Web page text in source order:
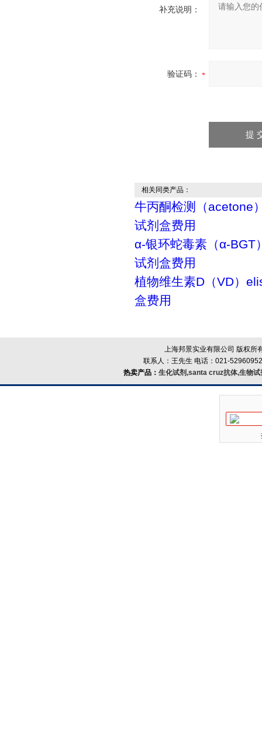
补充说明：
验证码：
相关同类产品：
牛丙酮检测（acetone
试剂盒费用
α-银环蛇毒素（α-BGT
试剂盒费用
植物维生素D（VD）
盒费用
上海邦景实业有限公司 版权所
联系人：王先生 电话：021-
热卖产品： 生化试剂,santa cruz抗体,生物